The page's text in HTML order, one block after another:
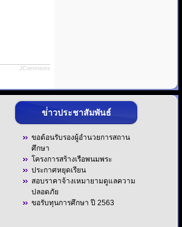
JComments
ข่่าวประชาสัมพันธ์
ขอต้อนรับรองผู้อำนวยการสถาน
ศึกษา
โครงการสร้างเรือพนมพระ
ประกาศหยุดเรียน
สอบราคาจ้างเหมายามดูแลความ
ปลอดภัย
ขอรับทุนการศึกษา ปี 2563